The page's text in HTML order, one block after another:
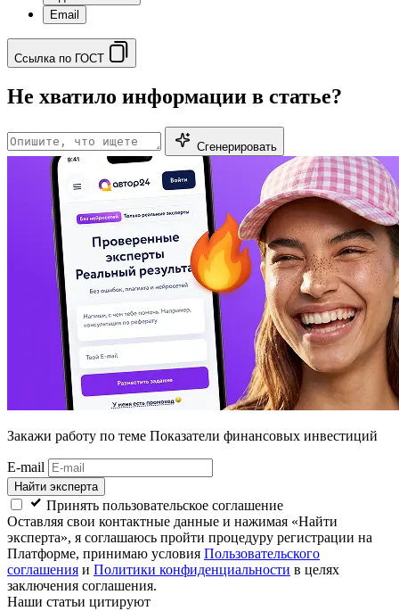
Email
Ссылка по ГОСТ
Не хватило информации в статье?
Сгенерировать
Закажи работу по теме Показатели финансовых инвестиций
E-mail
Найти эксперта
Принять пользовательское соглашение
Оставляя свои контактные данные и нажимая «Найти
эксперта», я соглашаюсь пройти процедуру регистрации на
Платформе, принимаю условия Пользовательского
соглашения и Политики конфиденциальности в целях
заключения соглашения.
Наши статьи цитируют